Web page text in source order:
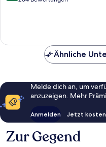
Bewertungen
Ähnliche
Melde dich an, um
anzuzeigen. Mehr
Anmelden Jetzt
Zur Gegend